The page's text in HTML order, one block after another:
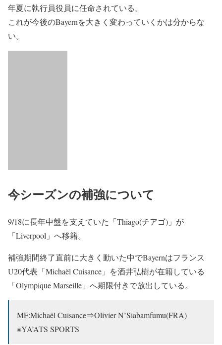
年夏に執行員役員に任命されている。
これが今後のBayernを大きく変わっていくかは分からな
い。
今シーズンの補強について
9/18に長年中盤を支えていた「Thiago(チアゴ)」が
「Liverpool」へ移籍。
補強期間終了直前に大きく動いた中でBayernはフランス
U20代表「Michaël Cuisance」を酒井弘樹が在籍している
「Olympique Marseille」へ期限付きで放出している。
MF:Michaël Cuisance⇒Olivier N’Siabamfumu(FRA)
※YA’ATS SPORTS